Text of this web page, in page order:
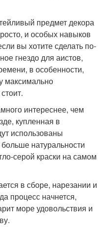
предмет декора
и особых навыков
вы хотите сделать по-
гнездо для аистов,
в особенности,
максимально
интереснее, чем
купленная в
использованы
натуральности
серой краски на самом
в сборе, нарезании и
процесс начнется,
море удовольствия и